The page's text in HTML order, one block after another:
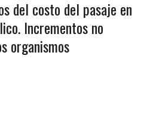
del costo del pasaje en
Incrementos no
organismos